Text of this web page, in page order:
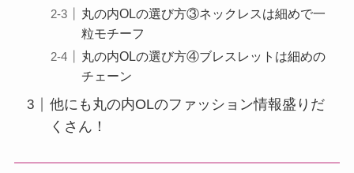
丸の内OLの選び方③ネックレスは細めで一
粒モチーフ
丸の内OLの選び方④ブレスレットは細めの
チェーン
他にも丸の内OLのファッション情報盛りだ
くさん！